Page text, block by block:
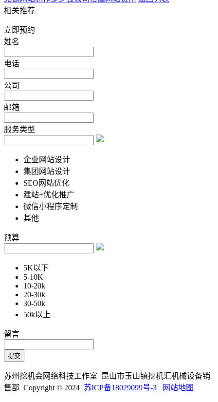
相关推荐
立即预约
姓名
电话
公司
邮箱
服务类型
企业网站设计
集团网站设计
SEO网站优化
建站+优化推广
微信小程序定制
其他
预算
5K以下
5-10K
10-20k
20-30k
30-50k
50k以上
留言
苏州挖机会网络科技工作室 昆山市玉山镇挖机汇机械设备销
售部 Copyright © 2024 苏ICP备18029099号-3 网站地图